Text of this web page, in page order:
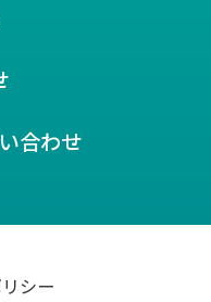
合わせ
シー